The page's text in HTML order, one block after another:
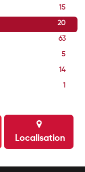
15
20
63
5
14
Localisation